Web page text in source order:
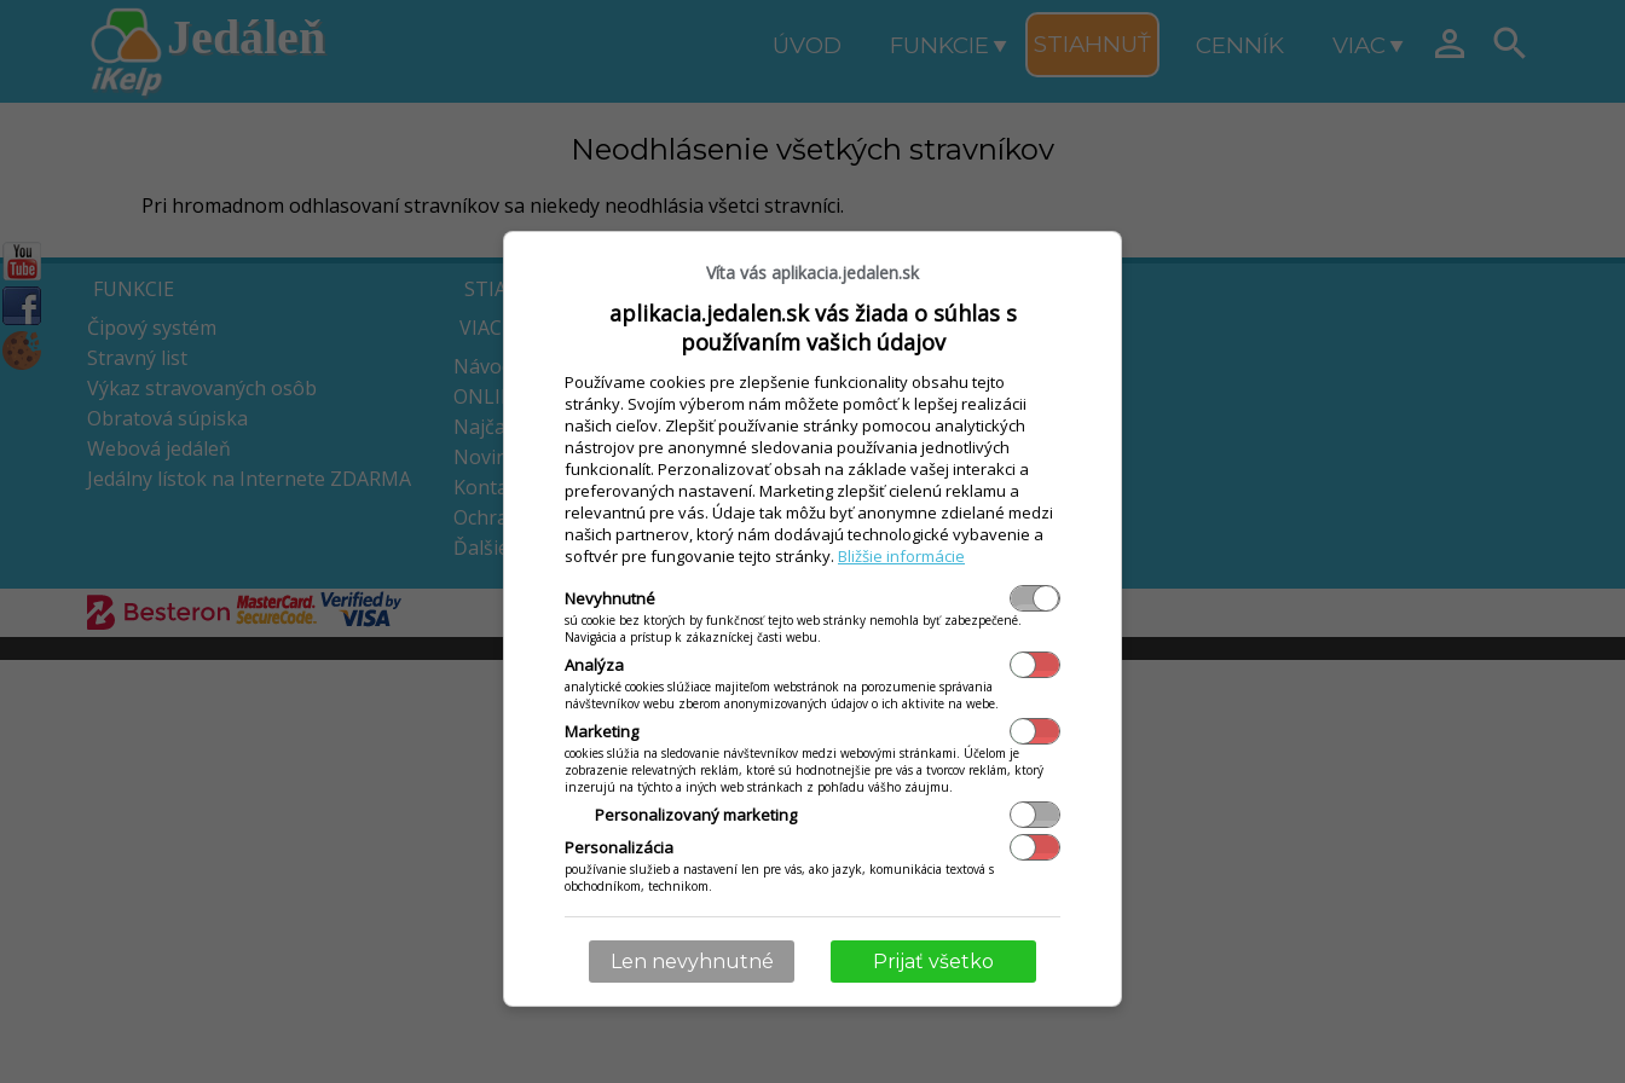
Jedáleň ÚVOD FUNKCIE STIAHNUŤ CENNÍK VIAC  
Neodhlásenie všetkých stravníkov
Pri hromadnom odhlasovaní stravníkov sa niekedy neodhlásia všetci stravníci.
FUNKCIE
Čipový systém
Stravný list
Výkaz stravovaných osôb
Obratová súpiska
Webová jedáleň
Jedálny lístok na Internete ZDARMA
STIAHNUŤ
VIAC
Návody
ONLINE videokurz
Najčastejšie kladené otazky
Novinky a zmeny
Kontakt
Ochrana osobných údajov
Ďalšie aplikácie iKelp
iKelp
Víta vás aplikacia.jedalen.sk
aplikacia.jedalen.sk vás žiada o súhlas s
používaním vašich údajov
Používame cookies pre zlepšenie funkcionality obsahu tejto
stránky. Svojím výberom nám môžete pomôcť k lepšej realizácii
našich cieľov. Zlepšiť používanie stránky pomocou analytických
nástrojov pre anonymné sledovania používania jednotlivých
funkcionalít. Perzonalizovať obsah na základe vašej interakci a
preferovaných nastavení. Marketing zlepšiť cielenú reklamu a
relevantnú pre vás. Údaje tak môžu byť anonymne zdielané medzi
našich partnerov, ktorý nám dodávajú technologické vybavenie a
softvér pre fungovanie tejto stránky. Bližšie informácie
Nevyhnutné
sú cookie bez ktorých by funkčnosť tejto web stránky nemohla byť zabezpečené.
Navigácia a prístup k zákazníckej časti webu.
Analýza
analytické cookies slúžiace majiteľom webstránok na porozumenie správania
návštevníkov webu zberom anonymizovaných údajov o ich aktivite na webe.
Marketing
cookies slúžia na sledovanie návštevníkov medzi webovými stránkami. Účelom je
zobrazenie relevatných reklám, ktoré sú hodnotnejšie pre vás a tvorcov reklám, ktorý
inzerujú na týchto a iných web stránkach z pohľadu vášho záujmu.
Personalizovaný marketing
Personalizácia
používanie služieb a nastavení len pre vás, ako jazyk, komunikácia textová s
obchodníkom, technikom.
Len nevyhnutné Prijať všetko
© 2009 - 2026 Abiset s.r.o. | powered by